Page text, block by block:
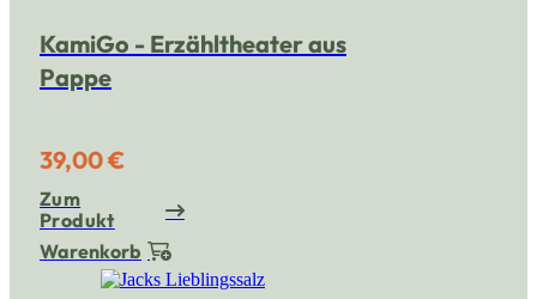
KamiGo - Erzähltheater aus
Pappe
39,00 €
Zum
Produkt
Warenkorb